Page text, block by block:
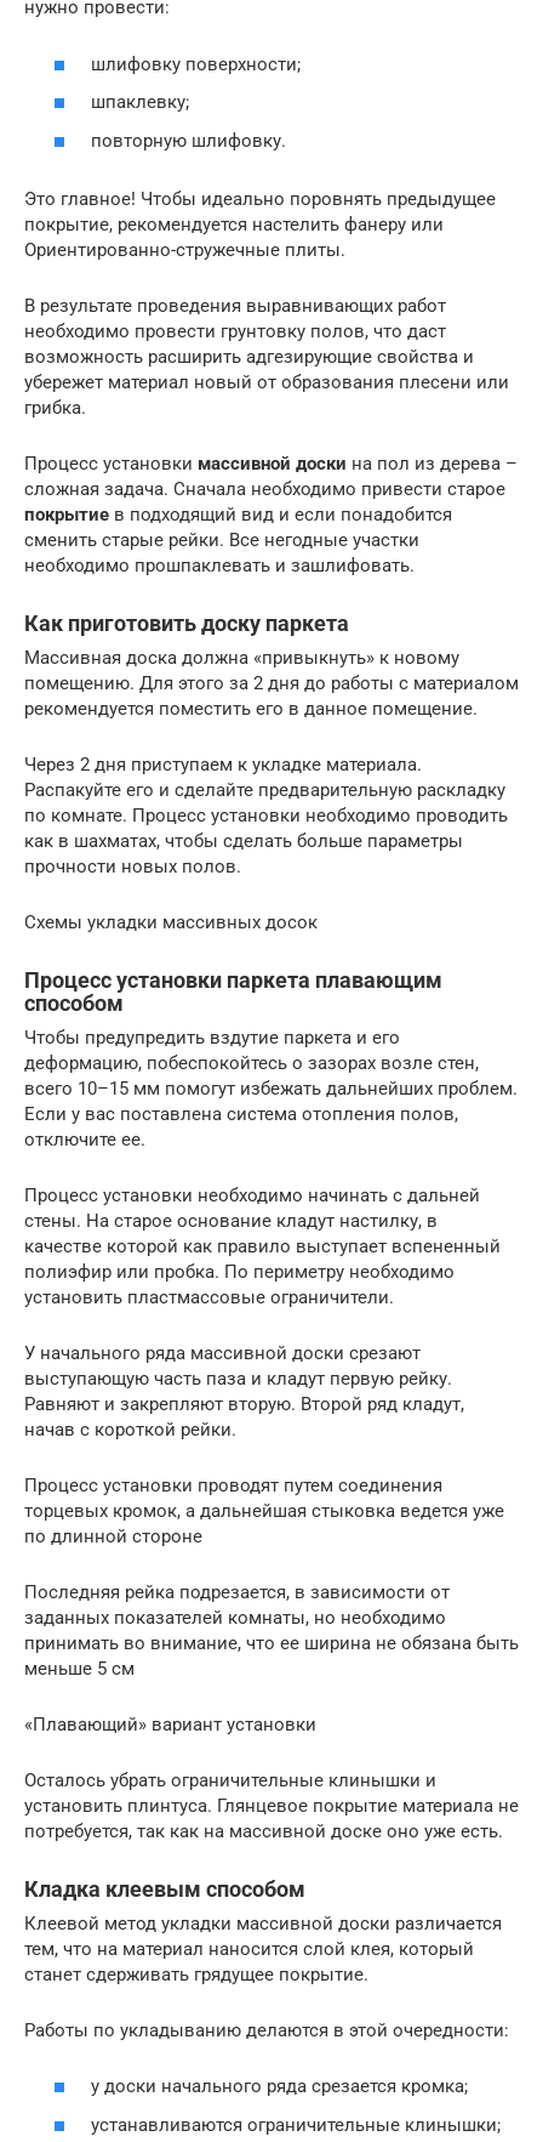
нужно провести:
шлифовку поверхности;
шпаклевку;
повторную шлифовку.
Это главное! Чтобы идеально поровнять предыдущее
покрытие, рекомендуется настелить фанеру или
Ориентированно-стружечные плиты.
В результате проведения выравнивающих работ
необходимо провести грунтовку полов, что даст
возможность расширить адгезирующие свойства и
убережет материал новый от образования плесени или
грибка.
Процесс установки массивной доски на пол из дерева –
сложная задача. Сначала необходимо привести старое
покрытие в подходящий вид и если понадобится
сменить старые рейки. Все негодные участки
необходимо прошпаклевать и зашлифовать.
Как приготовить доску паркета
Массивная доска должна «привыкнуть» к новому
помещению. Для этого за 2 дня до работы с материалом
рекомендуется поместить его в данное помещение.
Через 2 дня приступаем к укладке материала.
Распакуйте его и сделайте предварительную раскладку
по комнате. Процесс установки необходимо проводить
как в шахматах, чтобы сделать больше параметры
прочности новых полов.
Схемы укладки массивных досок
Процесс установки паркета плавающим
способом
Чтобы предупредить вздутие паркета и его
деформацию, побеспокойтесь о зазорах возле стен,
всего 10–15 мм помогут избежать дальнейших проблем.
Если у вас поставлена система отопления полов,
отключите ее.
Процесс установки необходимо начинать с дальней
стены. На старое основание кладут настилку, в
качестве которой как правило выступает вспененный
полиэфир или пробка. По периметру необходимо
установить пластмассовые ограничители.
У начального ряда массивной доски срезают
выступающую часть паза и кладут первую рейку.
Равняют и закрепляют вторую. Второй ряд кладут,
начав с короткой рейки.
Процесс установки проводят путем соединения
торцевых кромок, а дальнейшая стыковка ведется уже
по длинной стороне
Последняя рейка подрезается, в зависимости от
заданных показателей комнаты, но необходимо
принимать во внимание, что ее ширина не обязана быть
меньше 5 см
«Плавающий» вариант установки
Осталось убрать ограничительные клинышки и
установить плинтуса. Глянцевое покрытие материала не
потребуется, так как на массивной доске оно уже есть.
Кладка клеевым способом
Клеевой метод укладки массивной доски различается
тем, что на материал наносится слой клея, который
станет сдерживать грядущее покрытие.
Работы по укладыванию делаются в этой очередности:
у доски начального ряда срезается кромка;
устанавливаются ограничительные клинышки;